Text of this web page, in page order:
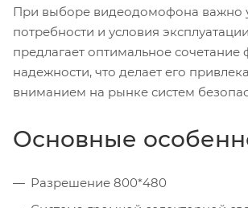
При выборе видеодомофона важно
потребности и условия
предлагает оптимальное сочетание
надежности, что делает его
вниманием на рынке систем
Основные
Разрешение 800*480